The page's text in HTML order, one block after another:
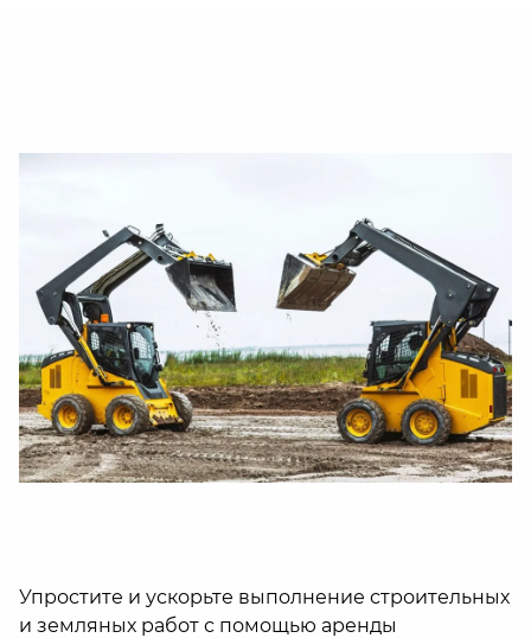
Упростите и ускорьте выполнение строительных
и земляных работ с помощью аренды